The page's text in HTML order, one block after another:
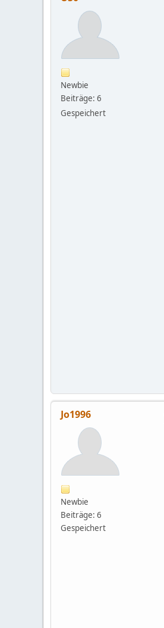
Newbie
Beiträge: 6
Gespeichert
Jo1996
Newbie
Beiträge: 6
Gespeichert